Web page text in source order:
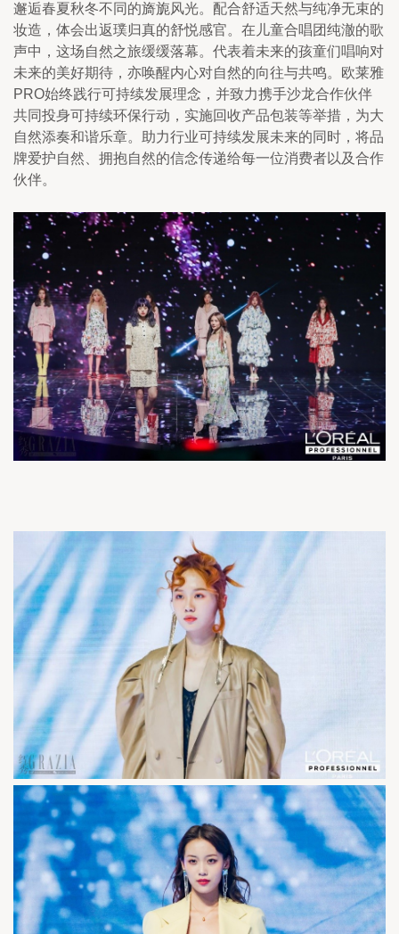
邂逅春夏秋冬不同的旖旎风光。配合舒适天然与纯净无束的
妆造，体会出返璞归真的舒悦感官。在儿童合唱团纯澈的歌
声中，这场自然之旅缓缓落幕。代表着未来的孩童们唱响对
未来的美好期待，亦唤醒内心对自然的向往与共鸣。欧莱雅
PRO始终践行可持续发展理念，并致力携手沙龙合作伙伴
共同投身可持续环保行动，实施回收产品包装等举措，为大
自然添奏和谐乐章。助力行业可持续发展未来的同时，将品
牌爱护自然、拥抱自然的信念传递给每一位消费者以及合作
伙伴。